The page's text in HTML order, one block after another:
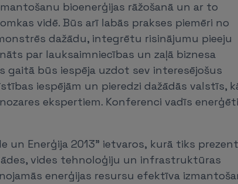
bioenerģijas rāžošanā un ar to
vidē. Būs arī labās prakses piemēri no
dažādu, integrētu risinājumu pieeju
par lauksaimniecības un zaļā biznesa
gaitā būs iespēja uzdot sev interesējošus
iespējām un pieredzi dažādās valstīs,
ekspertiem. Konferenci vadīs
un Enerģija 2013" ietvaros, kurā tiks
vides tehnoloģiju un infrastruktūras
enerģijas resursu efektīva